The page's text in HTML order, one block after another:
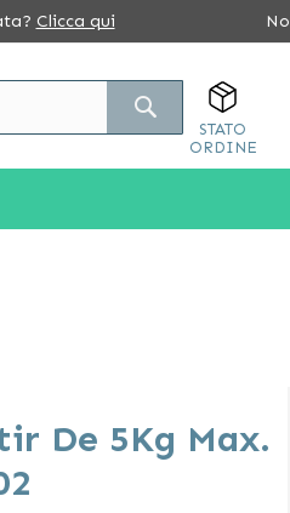
Clicca qui
STATO
ORDINE
De 5Kg Max.